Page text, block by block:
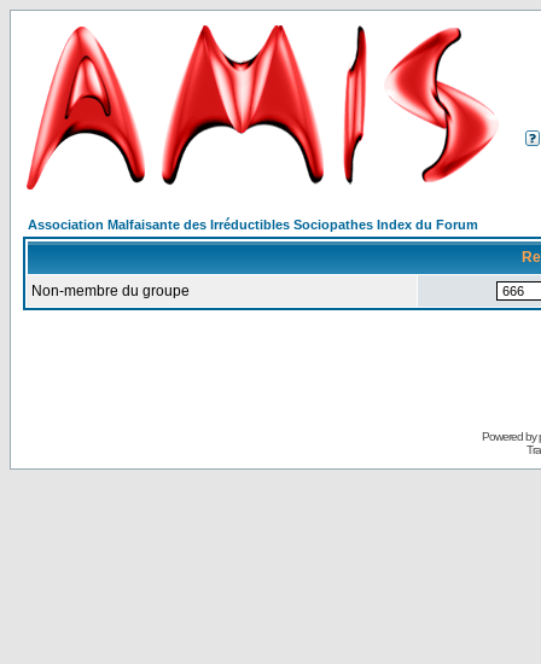
Association Malfaisante des Irréductibles Sociopathes Index du Forum
Non-membre du groupe
Powered by